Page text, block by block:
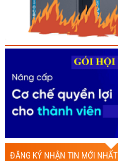
ĐĂNG KÝ NHẬN TIN MỚI NHẤT